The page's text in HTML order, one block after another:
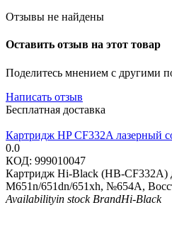
Отзывы не найдены
Оставить отзыв на этот товар
Поделитесь мнением с другими
Написать отзыв
Бесплатная доставка
Картридж HP CF332A лазерный
0.0
КОД: 999010047
Картридж Hi-Black (HB-CF332A)
M651n/651dn/651xh, №654A,
Availabilityin stock BrandHi-Black